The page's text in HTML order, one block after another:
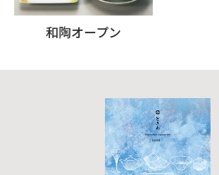
和陶オープン